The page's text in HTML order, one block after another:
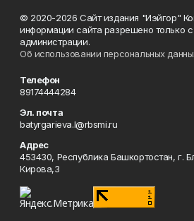
© 2020-2026 Сайт издания "Иэйгор"
информации сайта разрешено только
администрации.
Об использовании персональных
Телефон
89174444284
Эл. почта
batyrgarieva.l@rbsmi.ru
Адрес
453430, Республика Башкортостан, г.
Кирова,3